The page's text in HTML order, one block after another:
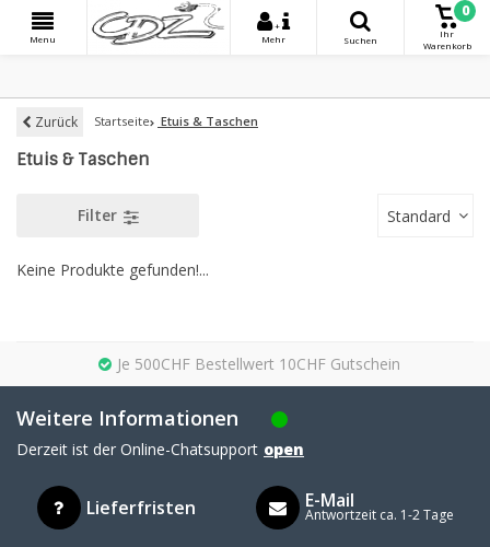
Menu
+
Mehr
Suchen
0
Ihr
Warenkorb
Zurück Startseite Etuis & Taschen
Etuis & Taschen
Filter Standard
Keine Produkte gefunden!...
Je 500CHF Bestellwert 10CHF Gutschein
Weitere Informationen
Derzeit ist der Online-Chatsupport open
Lieferfristen E-Mail
Antwortzeit ca. 1-2 Tage